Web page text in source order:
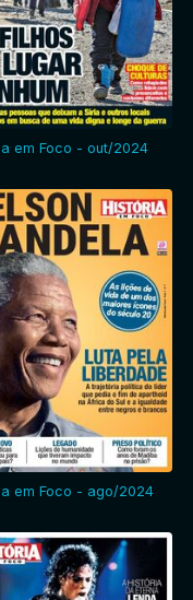
em Foco - out/2024
em Foco - ago/2024